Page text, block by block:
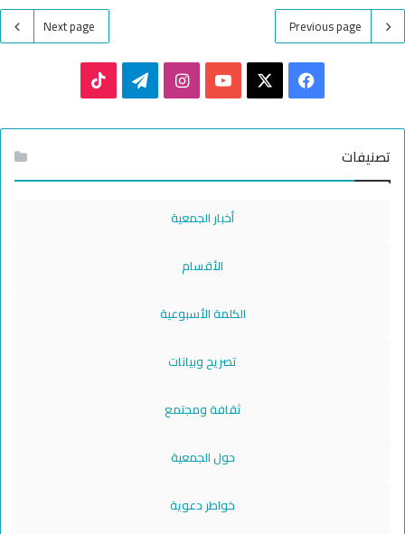
Previous page
Next page
Facebook
YouTube
Instagram
Telegram
تصنيفات
أخبار الجمعية
الأقسام
الكلمة الأسبوعية
تصريح وبيانات
ثقافة ومجتمع
حول الجمعية
خواطر دعوية